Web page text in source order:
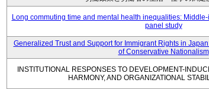
Long commuting time and mental health inequalities:
panel study
Generalized Trust and Support for Immigrant Rights in
of Conservative Nationalism
INSTITUTIONAL RESPONSES TO DEVELOPMENT-
HARMONY, AND ORGANIZATIONAL